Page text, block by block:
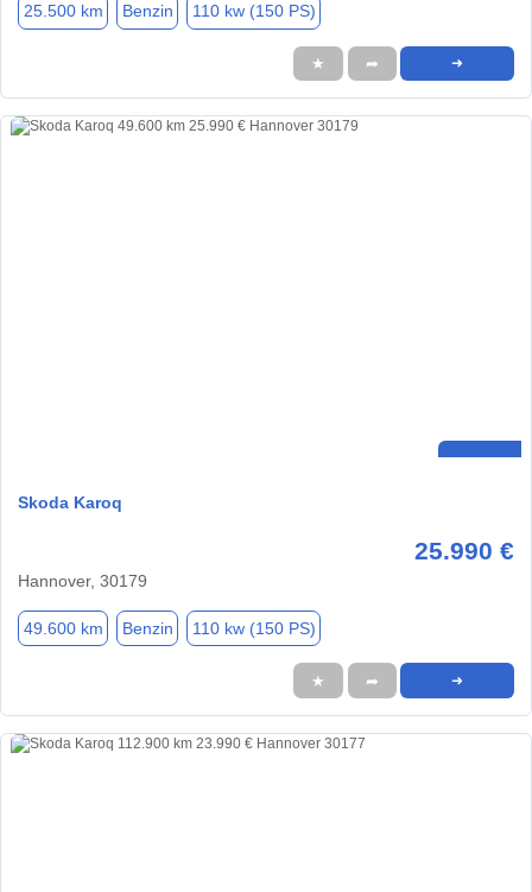
25.500 km Benzin 110 kw (150 PS)
★ ➦ ➜
Skoda Karoq
25.990 €
Hannover, 30179
49.600 km Benzin 110 kw (150 PS)
★ ➦ ➜